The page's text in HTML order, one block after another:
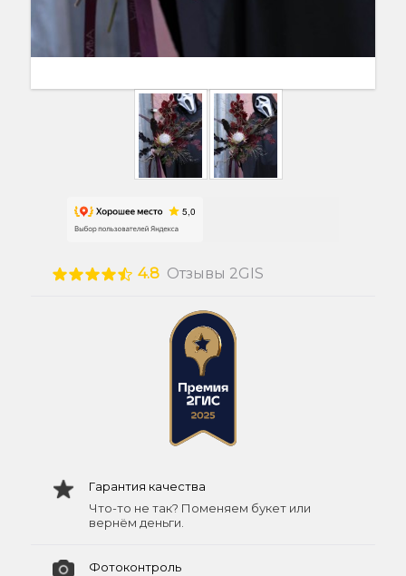
4.8 Отзывы 2GIS
Гарантия качества
Что-то не так? Поменяем букет или
вернём деньги.
Фотоконтроль